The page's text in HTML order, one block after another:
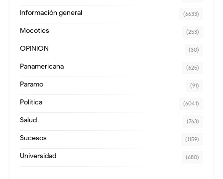
Información general (6633)
Mocoties (253)
OPINION (30)
Panamericana (625)
Paramo (91)
Política (6041)
Salud (763)
Sucesos (1159)
Universidad (680)